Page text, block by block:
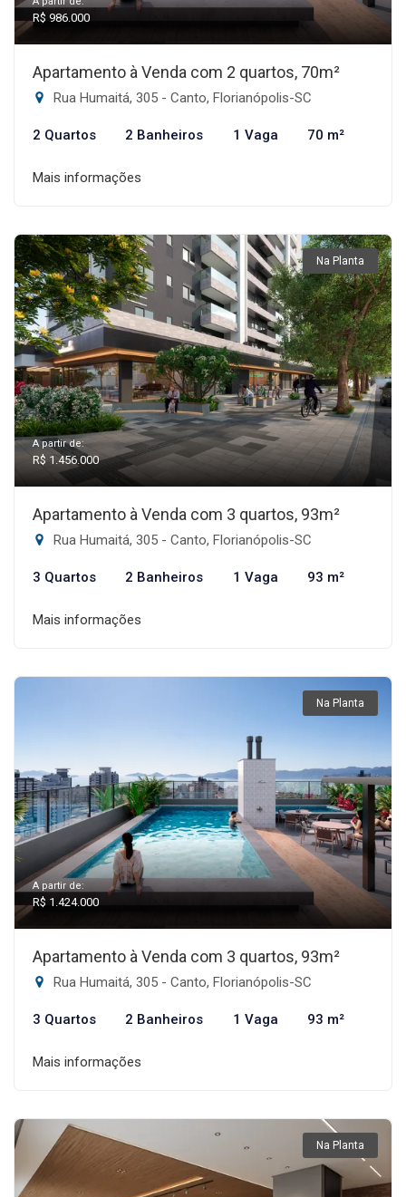
R$ 986.000
Apartamento à Venda com 2 quartos, 70m²
Rua Humaitá, 305 - Canto, Florianópolis-SC
2 Quartos 2 Banheiros 1 Vaga 70 m²
Mais informações
Na Planta
A partir de:
R$ 1.456.000
Apartamento à Venda com 3 quartos, 93m²
Rua Humaitá, 305 - Canto, Florianópolis-SC
3 Quartos 2 Banheiros 1 Vaga 93 m²
Mais informações
Na Planta
A partir de:
R$ 1.424.000
Apartamento à Venda com 3 quartos, 93m²
Rua Humaitá, 305 - Canto, Florianópolis-SC
3 Quartos 2 Banheiros 1 Vaga 93 m²
Mais informações
Na Planta